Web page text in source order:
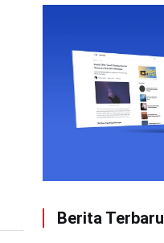
Berita Terbaru